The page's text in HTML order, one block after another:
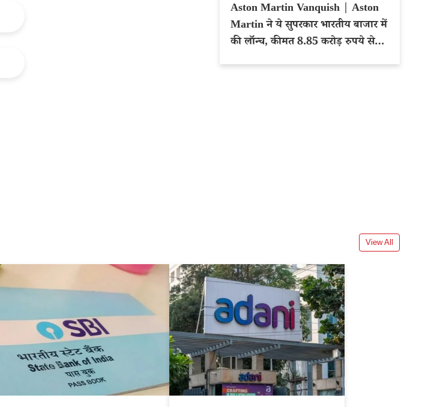
Aston Martin Vanquish | Aston
Martin ने ये सुपरकार भारतीय बाजार में
की लॉन्च, कीमत 8.85 करोड़ रुपये से
View All